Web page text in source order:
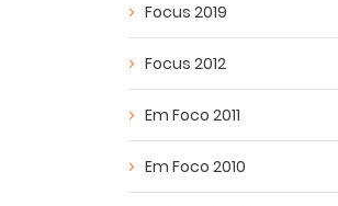
Focus 2019
Focus 2012
Em Foco 2011
Em Foco 2010